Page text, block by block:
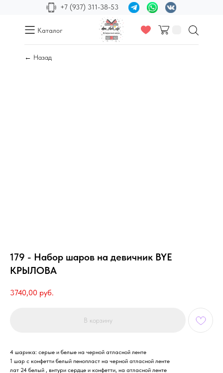
+7 (937) 311-38-53
Каталог
← Назад
179 - Набор шаров на девичник BYE
КРЫЛОВА
3740,00 руб.
В корзину
4 шарика: серые и белые на черной атласной ленте
1 шар с конфетти белый пенопласт на черной атласной ленте
лат 24 белый , внтури сердце и конфетти, на атласной ленте